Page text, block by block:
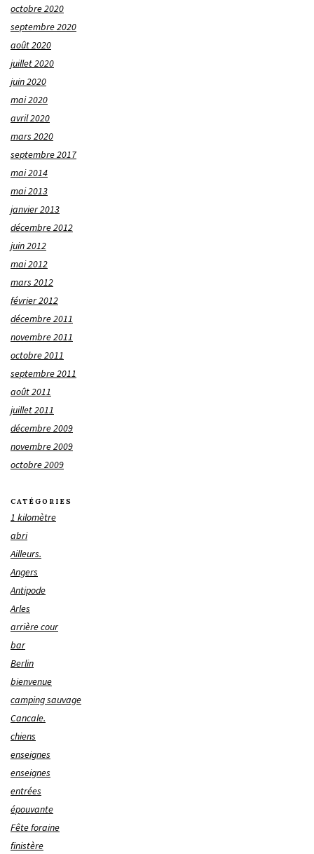
octobre 2020
septembre 2020
août 2020
juillet 2020
juin 2020
mai 2020
avril 2020
mars 2020
septembre 2017
mai 2014
mai 2013
janvier 2013
décembre 2012
juin 2012
mai 2012
mars 2012
février 2012
décembre 2011
novembre 2011
octobre 2011
septembre 2011
août 2011
juillet 2011
décembre 2009
novembre 2009
octobre 2009
CATÉGORIES
1 kilomètre
abri
Ailleurs.
Angers
Antipode
Arles
arrière cour
bar
Berlin
bienvenue
camping sauvage
Cancale.
chiens
enseignes
enseignes
entrées
épouvante
Fête foraine
finistère